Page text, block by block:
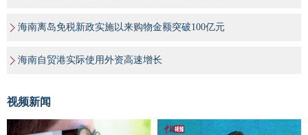
海南离岛免税新政实施以来购物金额突破100亿元
海南自贸港实际使用外资高速增长
视频新闻